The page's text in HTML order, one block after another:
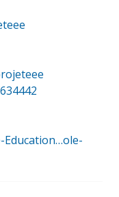
Education…ole-